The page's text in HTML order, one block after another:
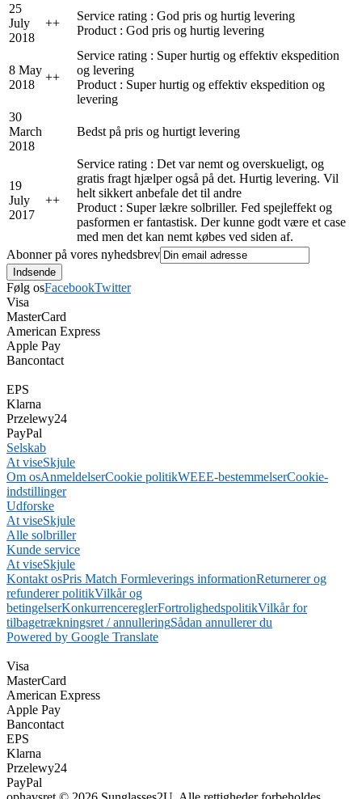
25
July
2018
++
Service rating : God pris og hurtig levering
Product : God pris og hurtig levering
8 May
2018
++
Service rating : Super hurtig og effektiv ekspedition
og levering
Product : Super hurtig og effektiv ekspedition og
levering
30
March
2018
Bedst på pris og hurtigt levering
19
July
2017
++
Service rating : Det var nemt og overskueligt, og
gratis fragt hjælper også på det. Hurtig levering. Vil
helt sikkert anbefale det til andre
Product : Super lækre solbriller. Fed spejleffekt og
pasformen er fantastisk. Der kunne godt være et case
med men det kan nemt købes ved siden af.
Abonner på vores nyhedsbrev
Følg osFacebookTwitter
Visa
MasterCard
American Express
Apple Pay
Bancontact
EPS
Klarna
Przelewy24
PayPal
Selskab
At viseSkjule
Om osAnmeldelserCookie politikWEEE-bestemmelserCookie-
indstillinger
Udforske
At viseSkjule
Alle solbriller
Kunde service
At viseSkjule
Kontakt osPris Match Formleverings informationReturnerer og
refunderer politikVilkår og
betingelserKonkurrencereglerFortrolighedspolitikVilkår for
tilbagetrækningsret / annulleringSådan annullerer du
Powered by Google Translate
Visa
MasterCard
American Express
Apple Pay
Bancontact
EPS
Klarna
Przelewy24
PayPal